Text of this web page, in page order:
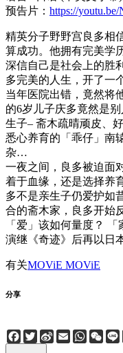
预告片： https://
精英分子野野宫良多相
算成功。他拥有完美学
深信自己是社会上的胜
多完美的人生，开了一
当年医院出错，竟然将
的6岁儿子庆多竟然是
生子– 斋木疏晴顽皮、
悉心养育的「乖仔」南
杂…
一夜之间，良多被迫面
着于血缘，还是选择养
多不是亲生子仍爱护如
合的斋木家，良多开始
「爱」该如何量度？
演继《奇迹》后再以日
有关MOViE MOViE
分享
Facebook
Twitter
Sina
Weibo
Email